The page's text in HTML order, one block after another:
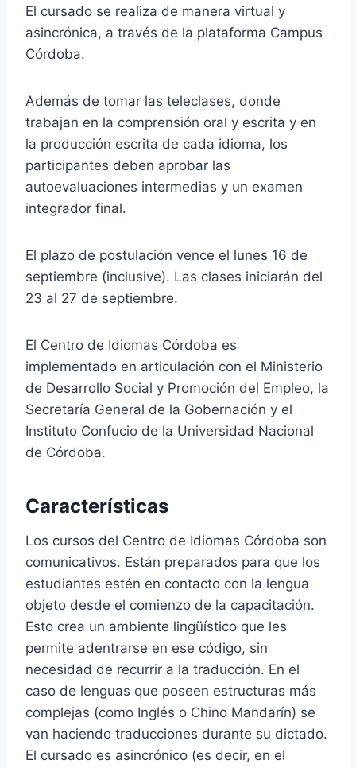
El cursado se realiza de manera virtual y
asincrónica, a través de la plataforma Campus
Córdoba.
Además de tomar las teleclases, donde
trabajan en la comprensión oral y escrita y en
la producción escrita de cada idioma, los
participantes deben aprobar las
autoevaluaciones intermedias y un examen
integrador final.
El plazo de postulación vence el lunes 16 de
septiembre (inclusive). Las clases iniciarán del
23 al 27 de septiembre.
El Centro de Idiomas Córdoba es
implementado en articulación con el Ministerio
de Desarrollo Social y Promoción del Empleo, la
Secretaría General de la Gobernación y el
Instituto Confucio de la Universidad Nacional
de Córdoba.
Características
Los cursos del Centro de Idiomas Córdoba son
comunicativos. Están preparados para que los
estudiantes estén en contacto con la lengua
objeto desde el comienzo de la capacitación.
Esto crea un ambiente lingüístico que les
permite adentrarse en ese código, sin
necesidad de recurrir a la traducción. En el
caso de lenguas que poseen estructuras más
complejas (como Inglés o Chino Mandarín) se
van haciendo traducciones durante su dictado.
El cursado es asincrónico (es decir, en el